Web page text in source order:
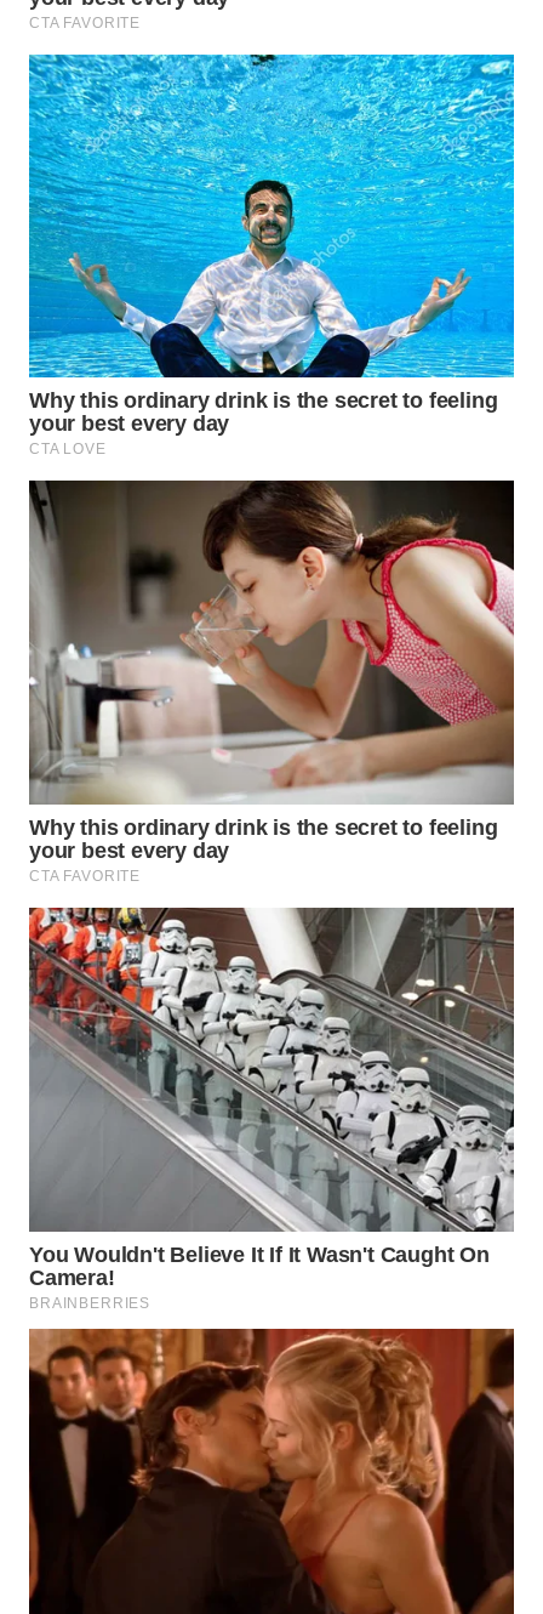
WN
LABUHANBATU
WN
TAPANULI
TENGAH
WN DELI
SERDANG
WN
TEBING
TINGGI
PAKPAK
WN
BEKASI
BOGOR
WN
DEPOK
WN
TAPANULI
UTARA
WN
SAMOSIR
WN
SUMEDANG
CIANJUR
WN
KEPULAUAN
SERIBU
TANGERANG